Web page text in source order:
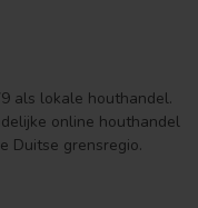
als lokale houthandel.
online houthandel
Duitse grensregio.